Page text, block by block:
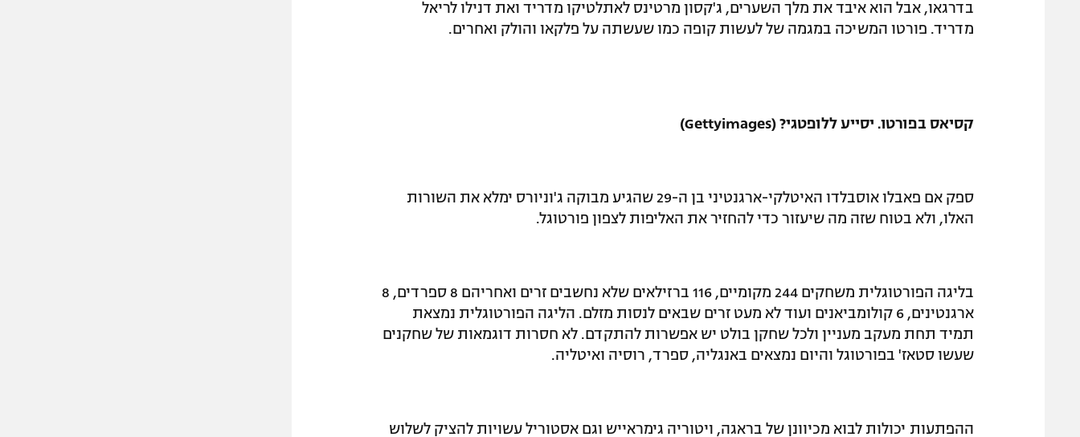
בדרגאו, אבל הוא איבד את מלך השערים, ג'קסון מרטינס לאתלטיקו מדריד ואת דנילו לריאל
מדריד. פורטו המשיכה במגמה של לעשות קופה כמו שעשתה על פלקאו והולק ואחרים.
קסיאס בפורטו. יסייע ללופטגי? (Gettyimages)
ספק אם פאבלו אוסבלדו האיטלקי-ארגנטיני בן ה-29 שהגיע מבוקה ג'וניורס ימלא את השורות
האלו, ולא בטוח שזה מה שיעזור כדי להחזיר את האליפות לצפון פורטוגל.
בליגה הפורטוגלית משחקים 244 מקומיים, 116 ברזילאים שלא נחשבים זרים ואחריהם 8 ספרדים, 8
ארגנטינים, 6 קולומביאנים ועוד לא מעט זרים שבאים לנסות מזלם. הליגה הפורטוגלית נמצאת
תמיד תחת מעקב מעניין ולכל שחקן בולט יש אפשרות להתקדם. לא חסרות דוגמאות של שחקנים
שעשו סטאז' בפורטוגל והיום נמצאים באנגליה, ספרד, רוסיה ואיטליה.
ההפתעות יכולות לבוא מכיוונן של בראגה, ויטוריה גימראייש וגם אסטוריל עשויות להציק לשלוש